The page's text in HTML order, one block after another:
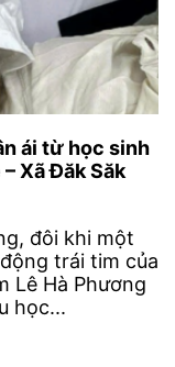
ái từ học sinh
Xã Đăk Săk
đôi khi một
trái tim của
Lê Hà Phương
học...